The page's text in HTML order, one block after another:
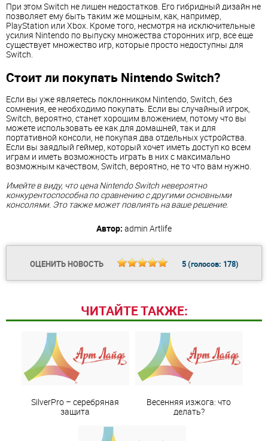
При этом Switch не лишен недостатков. Его гибридный дизайн не
позволяет ему быть таким же мощным, как, например,
PlayStation или Xbox. Кроме того, несмотря на исключительные
усилия Nintendo по выпуску множества сторонних игр, все еще
существует множество игр, которые просто недоступны для
Switch.
Стоит ли покупать Nintendo Switch?
Если вы уже являетесь поклонником Nintendo, Switch, без
сомнения, ее необходимо покупать. Если вы случайный игрок,
Switch, вероятно, станет хорошим вложением, потому что вы
можете использовать ее как для домашней, так и для
портативной консоли, не покупая два отдельных устройства.
Если вы заядлый геймер, который хочет иметь доступ ко всем
играм и иметь возможность играть в них с максимально
возможным качеством, Switch, вероятно, не то что вам нужно.
Имейте в виду, что цена Nintendo Switch невероятно
конкурентоспособна по сравнению с другими основными
консолями. Это также может повлиять на ваше решение.
Автор: admin Artlife
ОЦЕНИТЬ НОВОСТЬ 5(голосов: 178)
ЧИТАЙТЕ ТАКЖЕ:
SilverРro – серебряная
защита
Весенняя изжога: что
делать?